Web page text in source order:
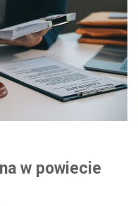
w powiecie